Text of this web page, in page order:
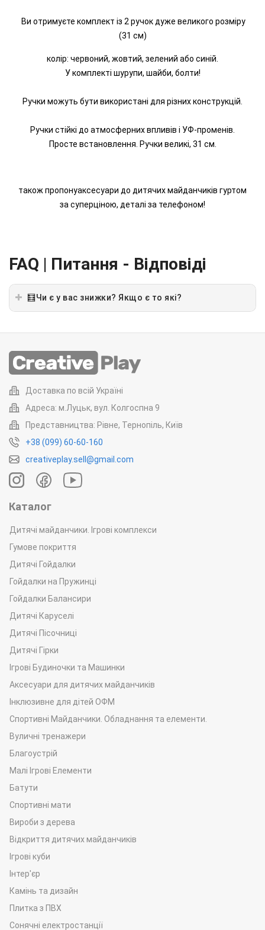
Ви отримуєте комплект із 2 ручок дуже великого розміру
(31 см)
колір: червоний, жовтий, зелений або синій.
У комплекті шурупи, шайби, болти!
Ручки можуть бути використані для різних конструкцій.
Ручки стійкі до атмосферних впливів і УФ-променів.
Просте встановлення. Ручки великі, 31 см.
також пропонуаксесуари до дитячих майданчиків гуртом
за суперціною, деталі за телефоном!
FAQ | Питання - Відповіді
🧮Чи є у вас знижки? Якщо є то які?
Доставка по всій Україні
Адреса: м.Луцьк, вул. Колгоспна 9
Представництва: Рівне, Тернопіль, Київ
+38 (099) 60-60-160
creativeplay.sell@gmail.com
Каталог
Дитячі майданчики. Ігрові комплекси
Гумове покриття
Дитячі Гойдалки
Гойдалки на Пружинці
Гойдалки Балансири
Дитячі Каруселі
Дитячі Пісочниці
Дитячі Гірки
Ігрові Будиночки та Машинки
Аксесуари для дитячих майданчиків
Інклюзивне для дітей ОФМ
Спортивні Майданчики. Обладнання та елементи.
Вуличні тренажери
Благоустрій
Малі Ігрові Елементи
Батути
Спортивні мати
Вироби з дерева
Відкриття дитячих майданчиків
Ігрові куби
Інтер'єр
Камінь та дизайн
Плитка з ПВХ
Сонячні електростанції